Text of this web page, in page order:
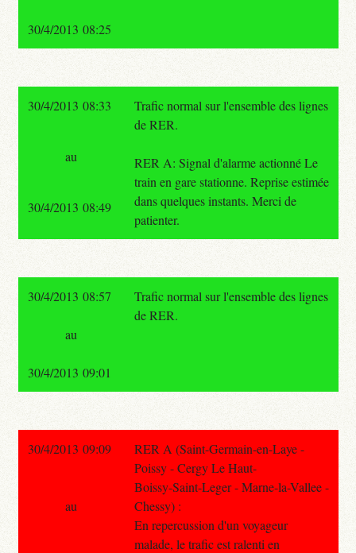
30/4/2013 08:25
30/4/2013 08:33
Trafic normal sur l'ensemble des lignes
de RER.
RER A: Signal d'alarme actionné Le
train en gare stationne. Reprise estimée
dans quelques instants. Merci de
patienter.
au
30/4/2013 08:49
30/4/2013 08:57
Trafic normal sur l'ensemble des lignes
de RER.
au
30/4/2013 09:01
30/4/2013 09:09
RER A (Saint-Germain-en-Laye -
Poissy - Cergy Le Haut-
Boissy-Saint-Leger - Marne-la-Vallee -
Chessy) :
En repercussion d'un voyageur
malade, le trafic est ralenti en
au